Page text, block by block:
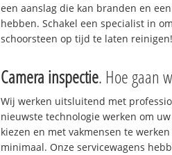
een aanslag die kan branden en
hebben. Schakel een specialist in
schoorsteen op tijd te laten reinigen!
Camera inspectie. Hoe gaan
Wij werken uitsluitend met
nieuwste technologie werken om
kiezen en met vakmensen te
minimaal. Onze servicewagens